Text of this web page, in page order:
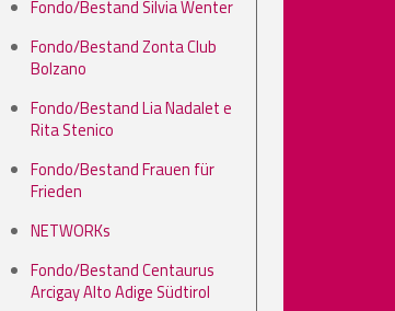
Fondo/Bestand Silvia Wenter
Fondo/Bestand Zonta Club
Bolzano
Fondo/Bestand Lia Nadalet e
Rita Stenico
Fondo/Bestand Frauen für
Frieden
NETWORKs
Fondo/Bestand Centaurus
Arcigay Alto Adige Südtirol